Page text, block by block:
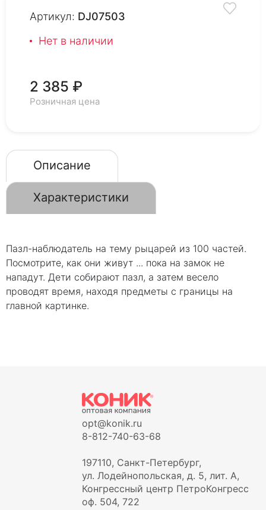
Артикул: DJ07503
Нет в наличии
2 385 ₽
Розничная цена
Описание
Характеристики
Пазл-наблюдатель на тему рыцарей из 100 частей.
Посмотрите, как они живут ... пока на замок не
нападут. Дети собирают пазл, а затем весело
проводят время, находя предметы с границы на
главной картинке.
opt@konik.ru
8-812-740-63-68
197110, Санкт-Петербург,
ул. Лодейнопольская, д. 5, лит. А,
Конгрессный центр ПетроКонгресс
оф. 504, 722